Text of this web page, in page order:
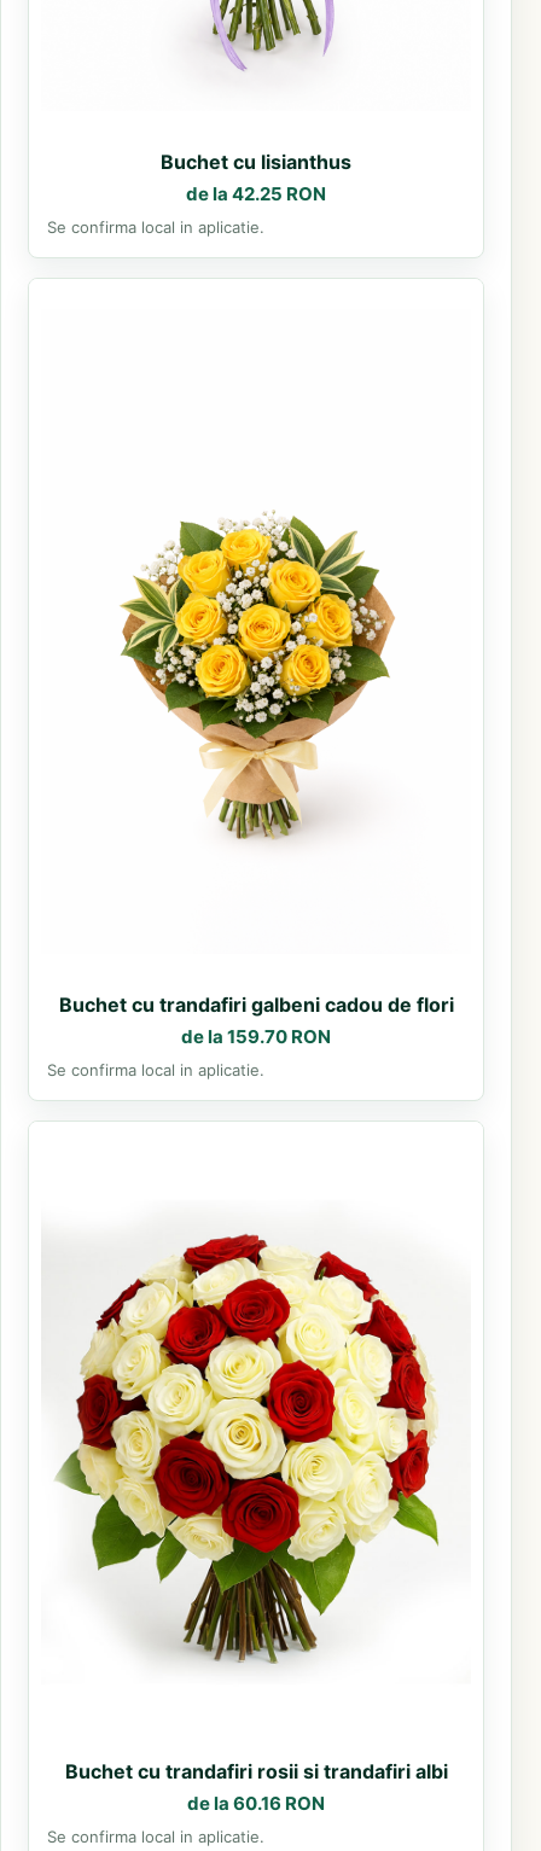
Buchet cu lisianthus
de la 42.25 RON
Se confirma local in aplicatie.
Buchet cu trandafiri galbeni cadou de flori
de la 159.70 RON
Se confirma local in aplicatie.
Buchet cu trandafiri rosii si trandafiri albi
de la 60.16 RON
Se confirma local in aplicatie.